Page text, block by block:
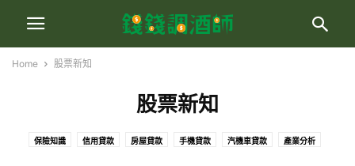
Home 股票新知
股票新知
保險知識 信用貸款 房屋貸款 手機貸款 汽機車貸款 產業分析